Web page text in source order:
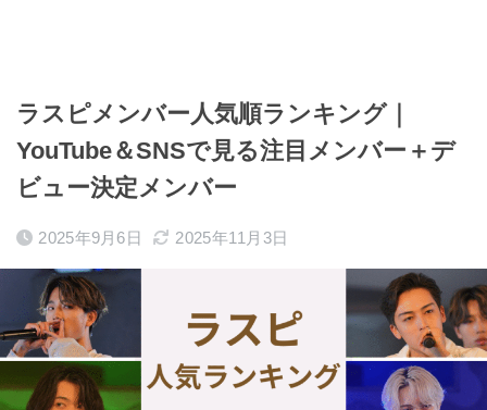
ラスピメンバー人気順ランキング｜
YouTube＆SNSで見る注目メンバー＋デ
ビュー決定メンバー
2025年9月6日 2025年11月3日